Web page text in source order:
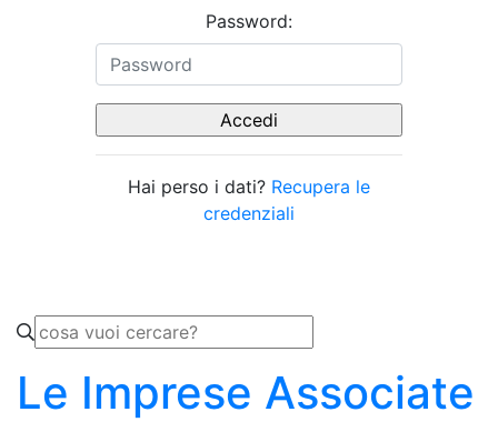
Password:
Hai perso i dati? Recupera le
credenziali
Le Imprese Associate